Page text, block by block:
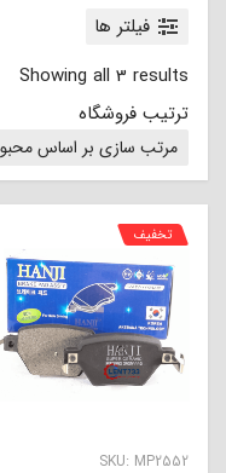
فیلتر ها
Showing all 3 results
ترتیب فروشگاه
SKU: MP2552
تخفیف